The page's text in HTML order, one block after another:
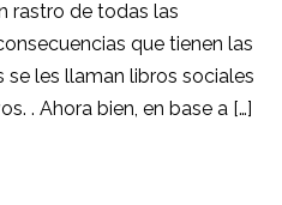
rastro de todas las
que tienen las
les llaman libros sociales
. Ahora bien, en base a […]